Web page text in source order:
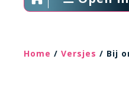
Home / Versjes / Bij